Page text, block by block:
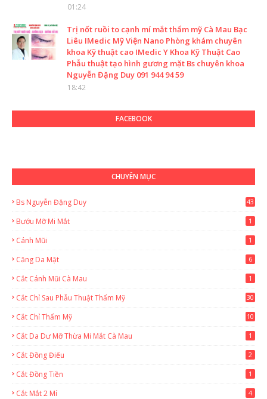
01:24
Trị nốt ruồi to cạnh mí mắt thẩm mỹ Cà Mau Bạc
Liêu IMedic Mỹ Viện Nano Phòng khám chuyên
khoa Kỹ thuật cao IMedic Y Khoa Kỹ Thuật Cao
Phẫu thuật tạo hình gương mặt Bs chuyên khoa
Nguyễn Đặng Duy 091 944 94 59
18:42
FACEBOOK
CHUYÊN MỤC
Bs Nguyễn Đặng Duy
43
Bướu Mỡ Mi Mắt 1
Cánh Mũi 1
Căng Da Mặt 6
Cắt Cánh Mũi Cà Mau 1
Cắt Chỉ Sau Phẫu Thuật Thẩm Mỹ 30
Cắt Chỉ Thẩm Mỹ 10
Cắt Da Dư Mỡ Thừa Mi Mắt Cà Mau 1
Cắt Đồng Điếu 2
Cắt Đồng Tiền 1
Cắt Mắt 2 Mí 4